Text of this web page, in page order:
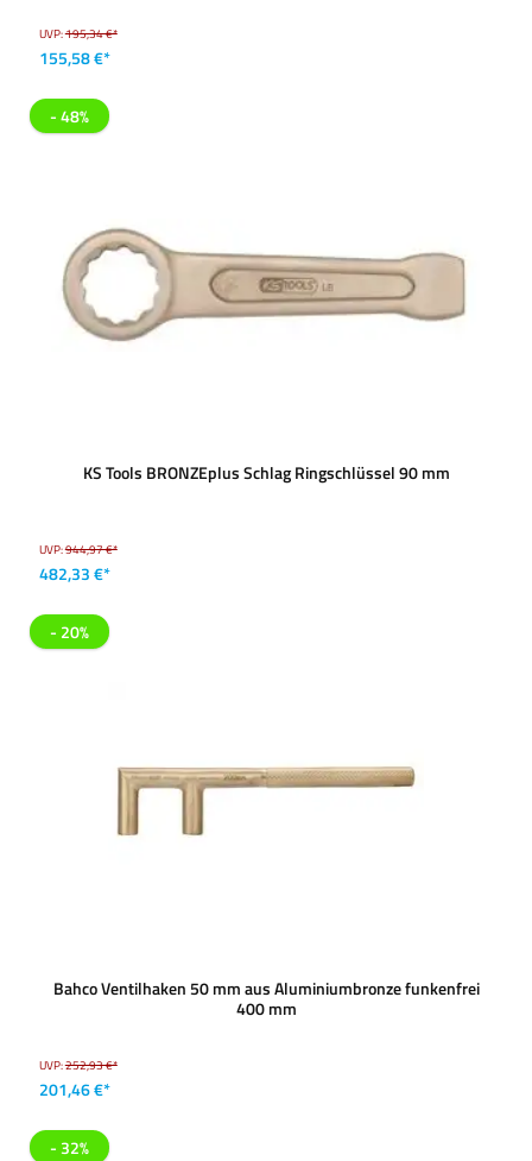
UVP:195,34 €*
155,58 €*
- 48%
KS Tools BRONZEplus Schlag Ringschlüssel 90 mm
UVP:944,97 €*
482,33 €*
- 20%
Bahco Ventilhaken 50 mm aus Aluminiumbronze funkenfrei
400 mm
UVP:252,93 €*
201,46 €*
- 32%